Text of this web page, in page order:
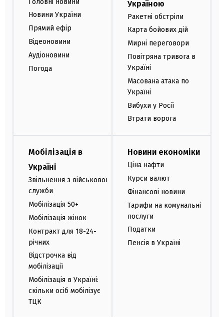
Новини України
Прямий ефір
Відеоновини
Аудіоновини
Погода
Україною
Ракетні обстріли
Карта бойових дій
Мирні переговори
Повітряна тривога в
Україні
Масована атака по
Україні
Вибухи у Росії
Втрати ворога
Мобілізація в
Україні
Звільнення з військової
служби
Мобілізація 50+
Мобілізація жінок
Контракт для 18-24-
річних
Відстрочка від
мобілізації
Мобілізація в Україні:
скільки осіб мобілізує
ТЦК
Новини економіки
Ціна нафти
Курси валют
Фінансові новини
Тарифи на комунальні
послуги
Податки
Пенсія в Україні